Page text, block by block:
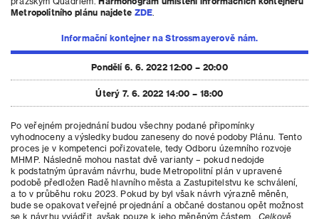
Metropolitního plánu najdete ZDE
Informační kontejner na Strossmayerově nám.
Pondělí 6. 6. 2022 12:00 – 20:00
Úterý 7. 6. 2022 14:00 – 18:00
Po veřejném projednání budou všechny podané připomínky
vyhodnoceny a výsledky budou zaneseny do nové podoby Plánu. Tento
proces je v kompetenci pořizovatele, tedy Odboru územního rozvoje
MHMP. Následně mohou nastat dvě varianty – pokud nedojde
k podstatným úpravám návrhu, bude Metropolitní plán v upravené
podobě předložen Radě hlavního města a Zastupitelstvu ke schválení,
a to v průběhu roku 2023. Pokud by byl však návrh výrazně měněn,
bude se opakovat veřejné projednání a občané dostanou opět možnost
se k návrhu vyjádřit, avšak pouze k jeho měněným částem. „ Celkově